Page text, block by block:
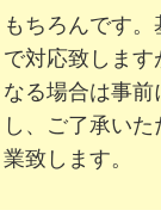
もちろんです
で対応致します
なる場合は事前
し、ご了承い
業致します。